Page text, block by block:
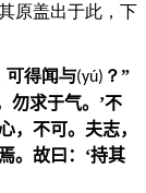
原盖出于此，下
可得闻与(yú) ？”
勿求于气。’不
，不可。夫志，
。故曰：‘持其